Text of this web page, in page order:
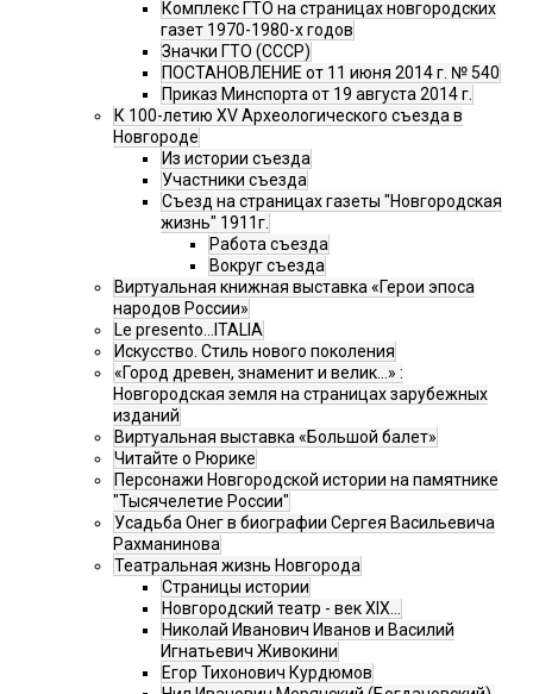
Комплекс ГТО на страницах новгородских
газет 1970-1980-х годов
Значки ГТО (СССР)
ПОСТАНОВЛЕНИЕ от 11 июня 2014 г. № 540
Приказ Минспорта от 19 августа 2014 г.
К 100-летию XV Археологического съезда в
Новгороде
Из истории съезда
Участники съезда
Cъезд на страницах газеты "Новгородская
жизнь" 1911г.
Работа съезда
Вокруг съезда
Виртуальная книжная выставка «Герои эпоса
народов России»
Le presento...ITALIA
Искусство. Стиль нового поколения
«Город древен, знаменит и велик…» :
Новгородская земля на страницах зарубежных
изданий
Виртуальная выставка «Большой балет»
Читайте о Рюрике
Персонажи Новгородской истории на памятнике
"Тысячелетие России"
Усадьба Онег в биографии Сергея Васильевича
Рахманинова
Театральная жизнь Новгорода
Страницы истории
Новгородский театр - век XIX…
Николай Иванович Иванов и Василий
Игнатьевич Живокини
Егор Тихонович Курдюмов